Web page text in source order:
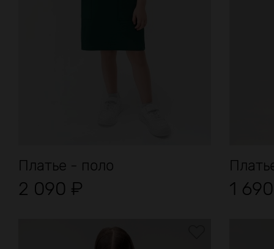
Платье - поло
2 090 ₽ 1